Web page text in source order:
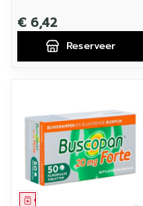
€ 6,42
Reserveer
Geneesmiddel